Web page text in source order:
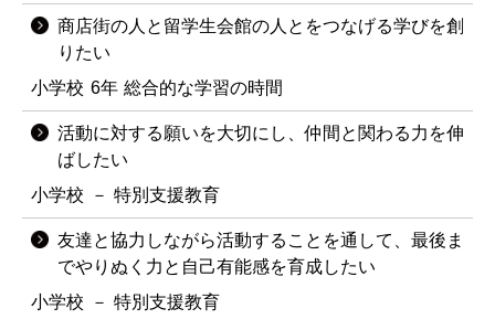
商店街の人と留学生会館の人とをつなげる学びを創
りたい
小学校 6年 総合的な学習の時間
活動に対する願いを大切にし、仲間と関わる力を伸
ばしたい
小学校
－ 特別支援教育
友達と協力しながら活動することを通して、最後ま
でやりぬく力と自己有能感を育成したい
小学校
－ 特別支援教育